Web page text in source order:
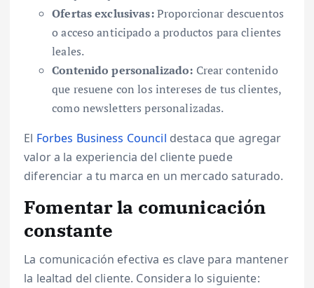
Ofertas exclusivas:Proporcionar descuentos
o acceso anticipado a productos para clientes
leales.
Contenido personalizado: Crear contenido
que resuene con los intereses de tus clientes,
como newsletters personalizadas.
El Forbes Business Council destaca que agregar
valor a la experiencia del cliente puede
diferenciar a tu marca en un mercado saturado.
Fomentar la comunicación
constante
La comunicación efectiva es clave para mantener
la lealtad del cliente. Considera lo siguiente: